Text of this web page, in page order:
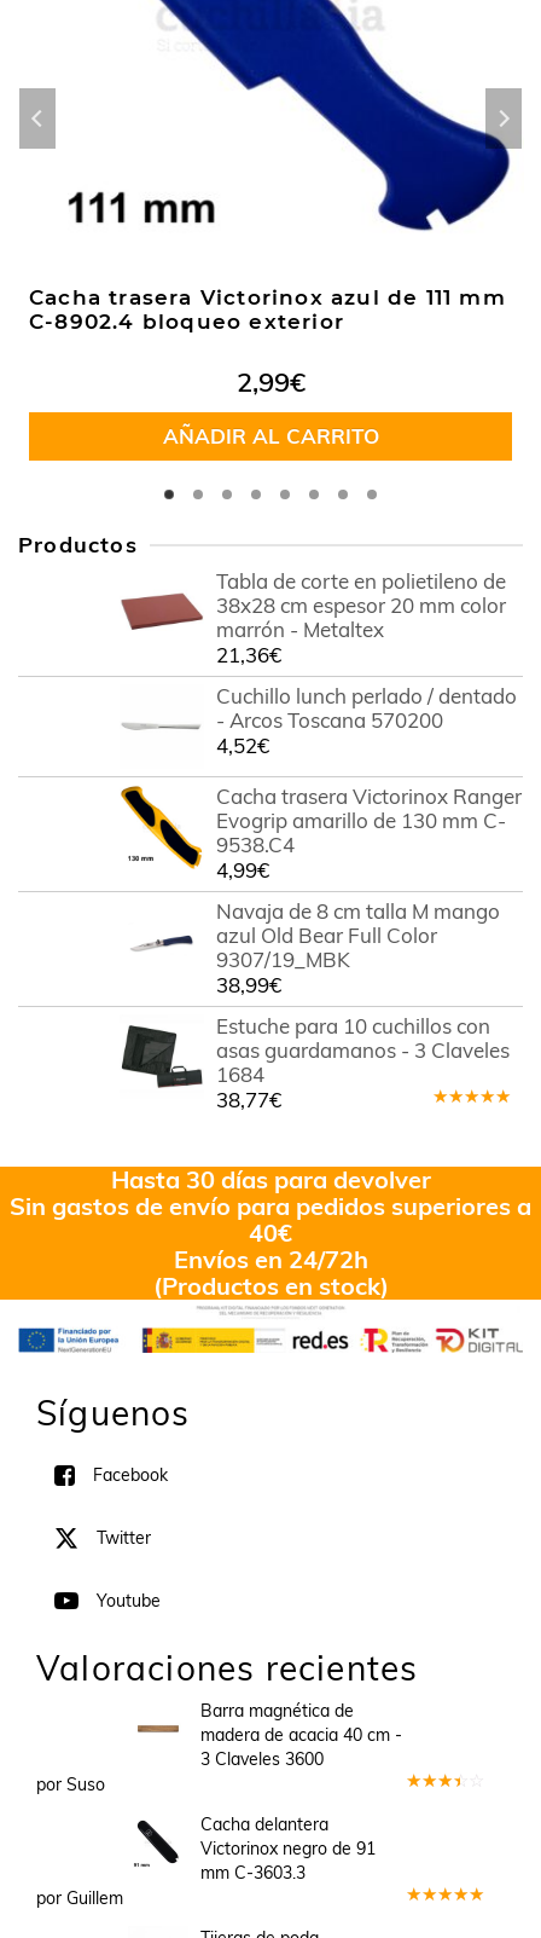
Cacha trasera Victorinox azul de 111 mm
C-8902.4 bloqueo exterior
2,99€
AÑADIR AL CARRITO
Productos
Tabla de corte en polietileno de
38x28 cm espesor 20 mm color
marrón - Metaltex
21,36€
Cuchillo lunch perlado / dentado
- Arcos Toscana 570200
4,52€
Cacha trasera Victorinox Ranger
Evogrip amarillo de 130 mm C-
9538.C4
4,99€
Navaja de 8 cm talla M mango
azul Old Bear Full Color
9307/19_MBK
38,99€
Estuche para 10 cuchillos con
asas guardamanos - 3 Claveles
1684
38,77€
Hasta 30 días para devolver
Sin gastos de envío para pedidos superiores a
40€
Envíos en 24/72h
(Productos en stock)
Síguenos
Facebook
Twitter
Youtube
Valoraciones recientes
Barra magnética de
madera de acacia 40 cm -
3 Claveles 3600
por Suso
Cacha delantera
Victorinox negro de 91
mm C-3603.3
por Guillem